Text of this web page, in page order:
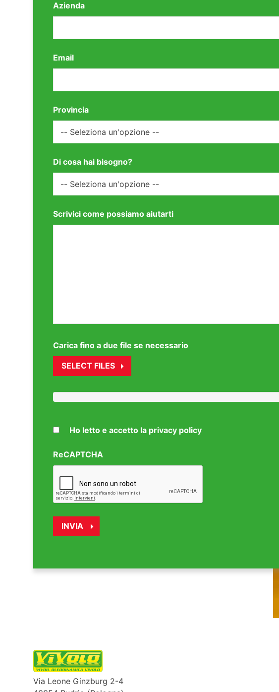
Azienda
Email
Provincia
Di cosa hai bisogno?
Scrivici come possiamo aiutarti
Carica fino a due file se necessario
SELECT FILES
Ho letto e accetto la privacy policy
ReCAPTCHA
Via Leone Ginzburg 2-4